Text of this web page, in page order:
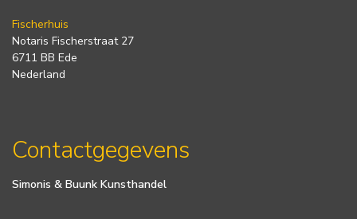
Fischerhuis
Notaris Fischerstraat 27
6711 BB Ede
Nederland
Contactgegevens
Simonis & Buunk Kunsthandel